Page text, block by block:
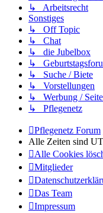
↳ Arbeitsrecht
Sonstiges
↳ Off Topic
↳ Chat
↳ die Jubelbox
↳
↳ Suche / Biete
↳ Vorstellungen
↳ Werbung /
↳ Pflegenetz
Pflegenetz Forum
Alle Zeiten sind
Alle Cookies
Mitglieder
Das Team
Impressum